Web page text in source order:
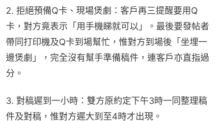
2. 拒絕預備Q卡、現場煲劇：客戶再三提醒要用Q
卡，對方竟表示「用手機睇就可以」。最後要發帖者
帶同打印機及Q卡到場幫忙，惟對方到場後「坐埋一
邊煲劇」，完全沒有幫手準備稿件，連客戶亦直指過
分。
3. 對稿遲到一小時：雙方原約定下午3時一同整理稿
件及對稿，惟對方遲大到至4時才出現。